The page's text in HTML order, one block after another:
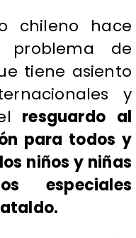
chileno hace
problema de
tiene asiento
y
resguardo al
para todos y
niños y niñas
especiales